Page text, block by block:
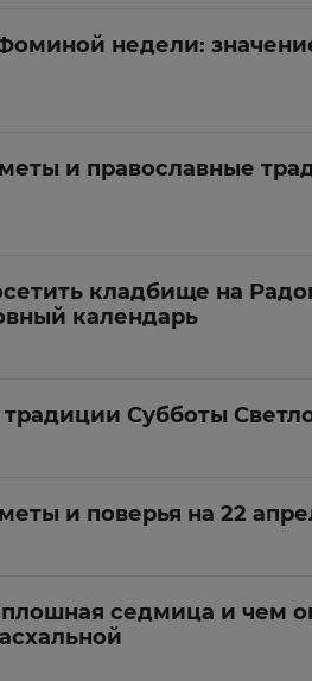
недели:
и православные
кладбище на
календарь
Субботы
и поверья на 22
седмица и чем